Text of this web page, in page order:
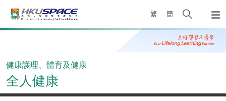
繁 簡
Open
search
panel
Main
健康護理、體育及健康
全人健康